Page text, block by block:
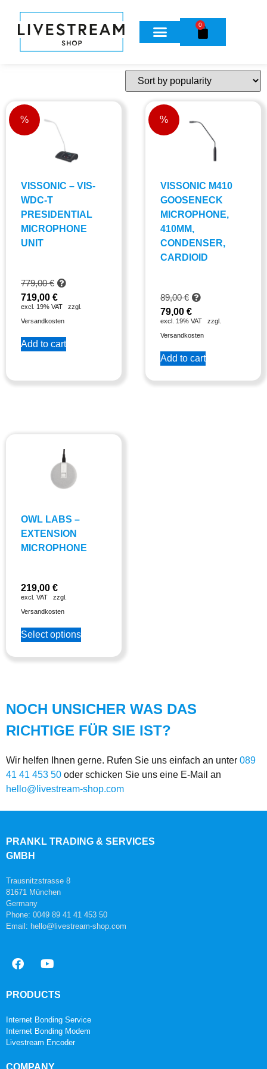
0
%
VISSONIC – VIS-
WDC-T
PRESIDENTIAL
MICROPHONE
UNIT
779,00€
719,00 €
excl. 19% VAT
zzgl.
Versandkosten
Add to cart
%
VISSONIC M410
GOOSENECK
MICROPHONE,
410MM,
CONDENSER,
CARDIOID
89,00€
79,00 €
excl. 19% VAT
zzgl.
Versandkosten
Add to cart
OWL LABS –
EXTENSION
MICROPHONE
219,00 €
excl. VAT
zzgl.
Versandkosten
Select options
NOCH UNSICHER WAS DAS
RICHTIGE FÜR SIE IST?
Wir helfen Ihnen gerne. Rufen Sie uns einfach an unter 089
41 41 453 50 oder schicken Sie uns eine E-Mail an
hello@livestream-shop.com
PRANKL TRADING & SERVICES
GMBH
Trausnitzstrasse 8
81671 München
Germany
Phone: 0049 89 41 41 453 50
Email: hello@livestream-shop.com
PRODUCTS
Internet Bonding Service
Internet Bonding Modem
Livestream Encoder